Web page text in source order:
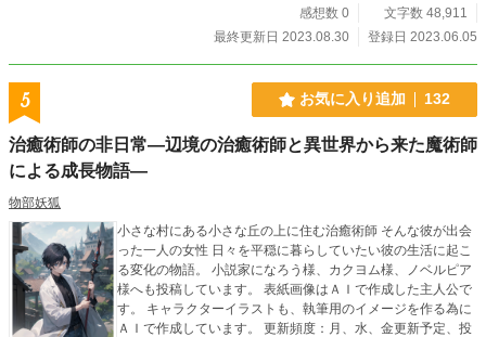
感想数 0
文字数 48,911
最終更新日 2023.08.30
登録日 2023.06.05
5 お気に入り追加 132
治癒術師の非日常―辺境の治癒術師と異世界から来た魔術師
による成長物語―
物部妖狐
小さな村にある小さな丘の上に住む治癒術師 そんな彼が出会
った一人の女性 日々を平穏に暮らしていたい彼の生活に起こ
る変化の物語。 小説家になろう様、カクヨム様、ノベルピア
様へも投稿しています。 表紙画像はＡＩで作成した主人公で
す。 キャラクターイラストも、執筆用のイメージを作る為に
ＡＩで作成しています。 更新頻度：月、水、金更新予定、投